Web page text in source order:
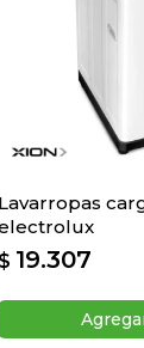
Lavarropas
$ 19.307